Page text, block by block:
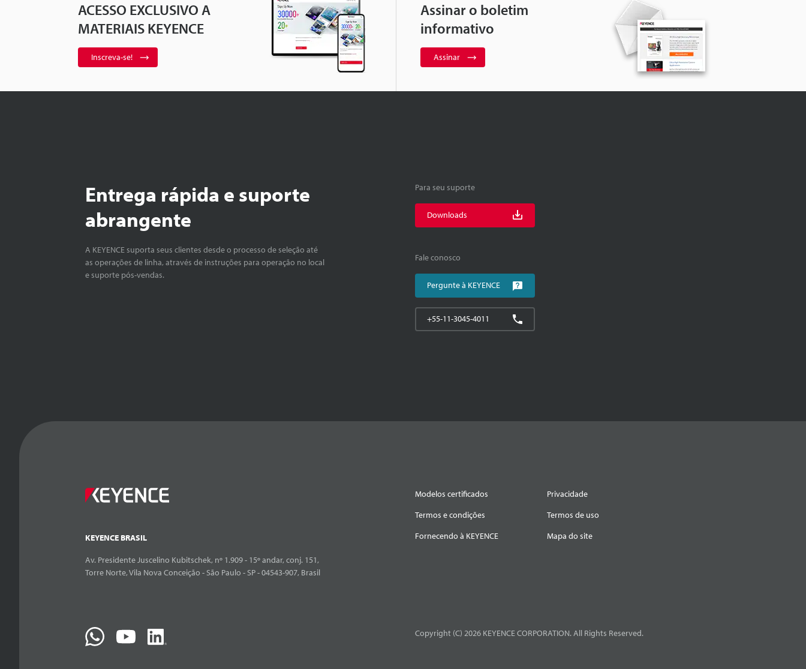
ACESSO EXCLUSIVO A
MATERIAIS KEYENCE
Inscreva-se!
Assinar o boletim
informativo
Assinar
Entrega rápida e suporte
abrangente
A KEYENCE suporta seus clientes desde o processo de seleção até
as operações de linha, através de instruções para operação no local
e suporte pós-vendas.
Para seu suporte
Downloads
Fale conosco
Pergunte à KEYENCE
+55-11-3045-4011
KEYENCE BRASIL
Av. Presidente Juscelino Kubitschek, nº 1.909 - 15º andar, conj. 151,
Torre Norte, Vila Nova Conceição - São Paulo - SP - 04543-907, Brasil
Modelos certificados
Privacidade
Termos e condições
Termos de uso
Fornecendo à KEYENCE
Mapa do site
Copyright (C) 2026 KEYENCE CORPORATION. All Rights Reserved.